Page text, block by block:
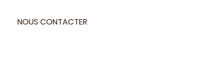
NOUS CONTACTER